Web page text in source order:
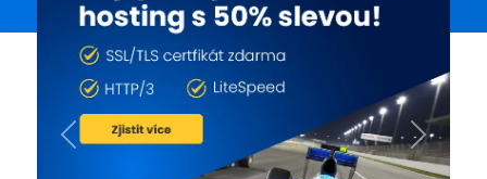
Previous Next